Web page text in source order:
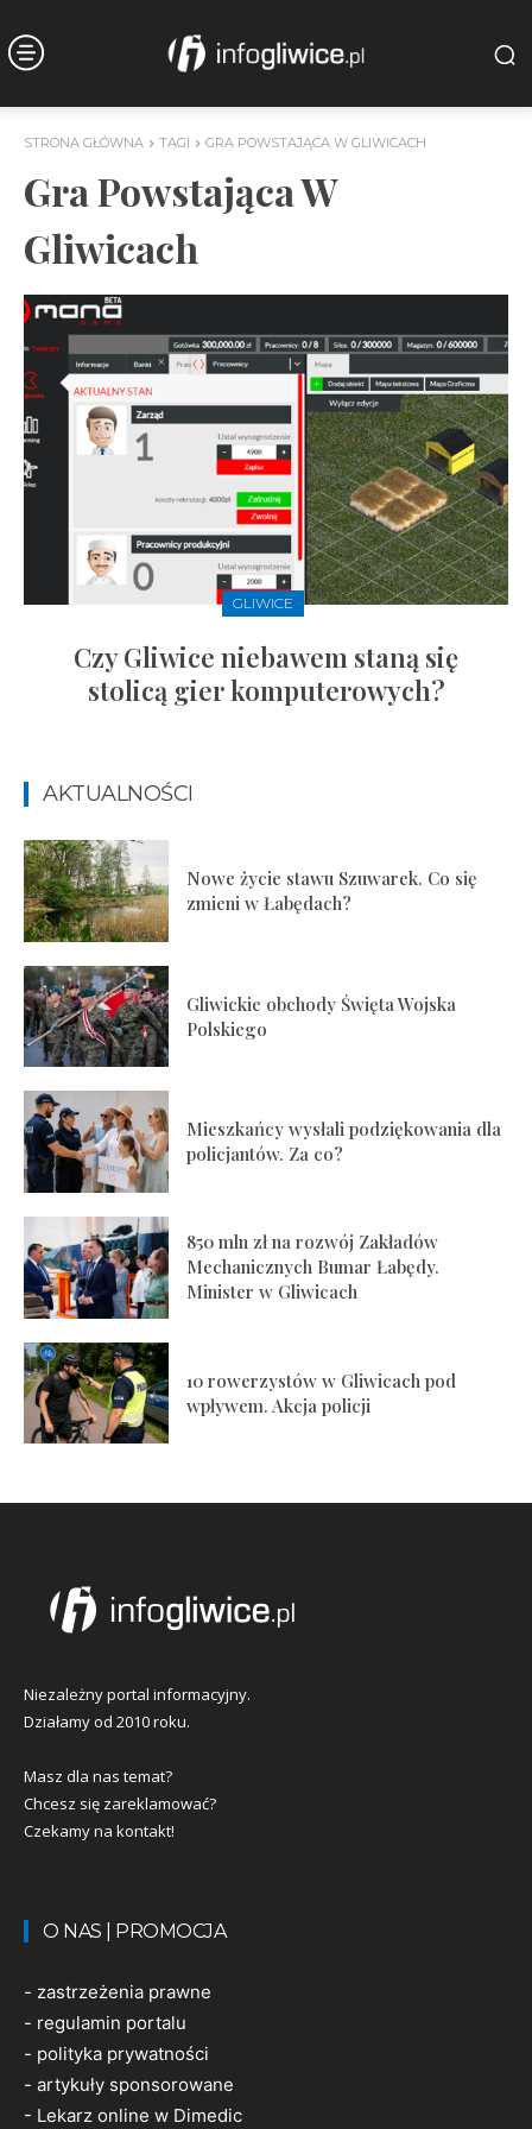
STRONA GŁÓWNA TAGI GRA POWSTAJĄCA W GLIWICACH
Gra Powstająca W
Gliwicach
GLIWICE
Czy Gliwice niebawem staną się
stolicą gier komputerowych?
AKTUALNOŚCI
Nowe życie stawu Szuwarek. Co się
zmieni w Łabędach?
Gliwickie obchody Święta Wojska
Polskiego
Mieszkańcy wysłali podziękowania dla
policjantów. Za co?
850 mln zł na rozwój Zakładów
Mechanicznych Bumar Łabędy.
Minister w Gliwicach
10 rowerzystów w Gliwicach pod
wpływem. Akcja policji
Niezależny portal informacyjny.
Działamy od 2010 roku.
Masz dla nas temat?
Chcesz się zareklamować?
Czekamy na kontakt!
O NAS | PROMOCJA
- zastrzeżenia prawne
- regulamin portalu
- polityka prywatności
- artykuły sponsorowane
- Lekarz online w Dimedic